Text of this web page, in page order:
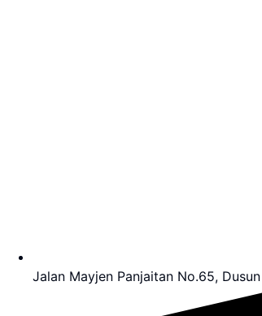
Jalan Mayjen Panjaitan No.65,